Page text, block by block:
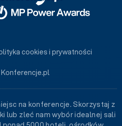
cookies i prywatności
na konferencje. Skorzystaj z
lub zleć nam wybór idealnej sali